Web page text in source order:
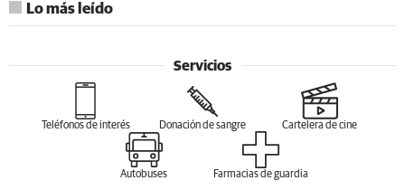
Lo más leído
Servicios
Teléfonos de interés Donación de sangre Cartelera de cine
Autobuses Farmacias de guardia